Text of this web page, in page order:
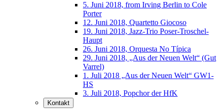
5. Juni 2018, from Irving Berlin to Cole
Porter
12. Juni 2018, Quartetto Giocoso
19. Juni 2018, Jazz-Trio Poser-Troschel-
Haupt
26. Juni 2018, Orquesta No Típica
29. Juni 2018, „Aus der Neuen Welt“ (Gut
Varrel)
1. Juli 2018 „Aus der Neuen Welt“ GW1-
HS
3. Juli 2018, Popchor der HfK
Kontakt